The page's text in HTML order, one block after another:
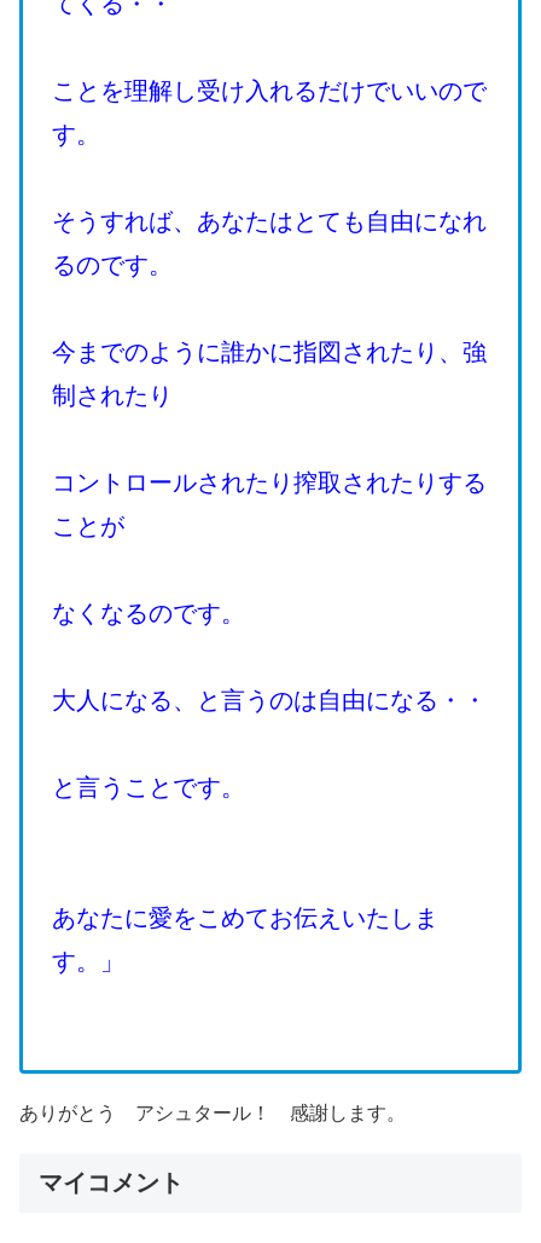
ことを理解し受け入れるだけでいいので
す。
そうすれば、あなたはとても自由になれ
るのです。
今までのように誰かに指図されたり、強
制されたり
コントロールされたり搾取されたりする
ことが
なくなるのです。
大人になる、と言うのは自由になる・・
と言うことです。
あなたに愛をこめてお伝えいたしま
す。」
ありがとう アシュタール！ 感謝します。
マイコメント